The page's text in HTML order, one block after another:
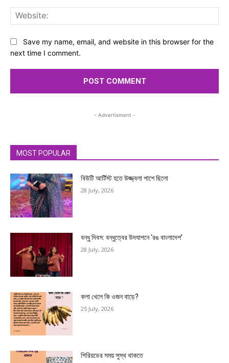
Save my name, email, and website in this browser for the
next time I comment.
- Advertisment -
MOST POPULAR
বিউটি আর্টিস্ট হতে উজ্জ্বলা পাশে ছিলো
28 July, 2026
বন্ধু দিবস: বন্ধুত্বের উদযাপনে ‘রঙ বাংলাদেশ’
28 July, 2026
কলা খেলে কি ওজন বাড়ে?
25 July, 2026
পিরিয়ডের সময় সুস্থ থাকতে